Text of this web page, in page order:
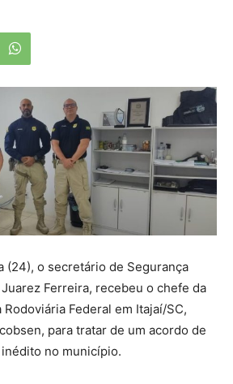
(24), o secretário de Segurança
Ferreira, recebeu o chefe da
Federal em Itajaí/SC,
para tratar de um acordo de
no município.